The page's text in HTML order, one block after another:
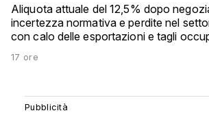
Aliquota attuale del 12,5% dopo
incertezza normativa e perdite nel
con calo delle esportazioni e tagli
17 ore